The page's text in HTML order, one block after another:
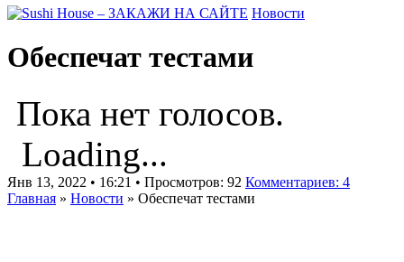
Новости
Обеспечат тестами
Пока нет голосов.
Loading...
Янв 13, 2022 • 16:21 • Просмотров: 92 Комментариев: 4
Главная » Новости » Обеспечат тестами